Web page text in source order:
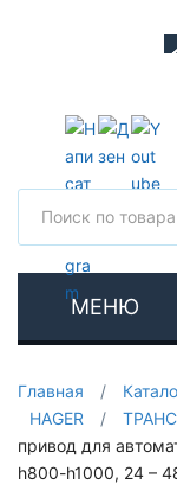
МЕНЮ
Главная /
HAGER
/
привод для
h800-h1000, 24 –